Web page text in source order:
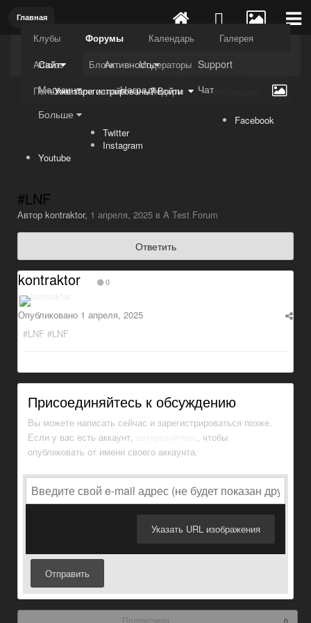
Главная
Kuli4kam.net Дружный форум
Сайт
Клубы Форумы Календарь
Галерея
Articles
Блоги
Модераторы
Пользователи онлайн
Лидеры
Активность
Support
Магазин
Награды
Чат
Больше
Уже зарегистрированы? Войти Регистрация
Facebook
Twitter
Instagram
Youtube
#LNF
Автор kontraktor, 1 апреля, 2025 в A Test Forum
Ответить
kontraktor 0
Опубликовано 1 апреля, 2025
#LNF #LNF
Присоединяйтесь к обсуждению
Вы можете написать сейчас и зарегистрироваться позже.
Если у вас есть аккаунт,
, чтобы
опубликовать от имени своего аккаунта.
Указать URL изображения
Отправить
Подписчики 0